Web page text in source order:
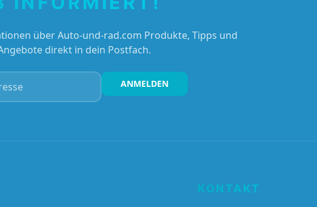
über Auto-und-rad.com Produkte, Tipps und
direkt in dein Postfach.
ANMELDEN
KONTAKT